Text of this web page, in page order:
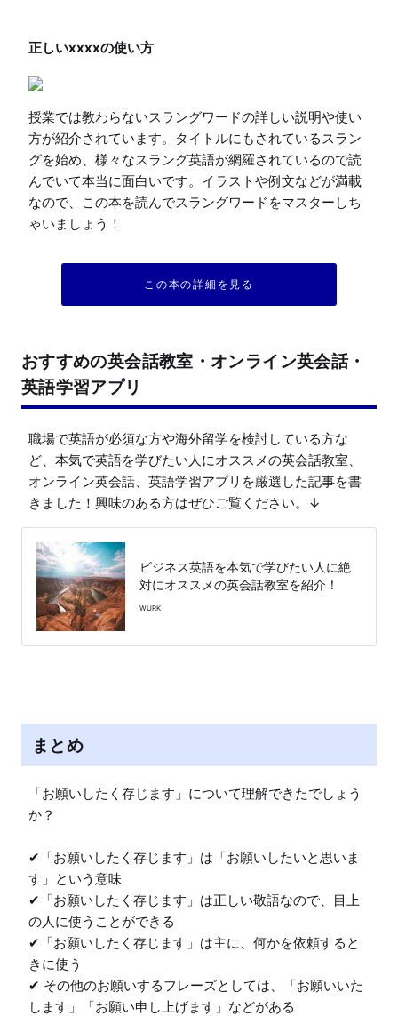
授業では教わらないスラングワードの詳しい説明や使い
方が紹介されています。タイトルにもされているスラン
グを始め、様々なスラング英語が網羅されているので読
んでいて本当に面白いです。イラストや例文などが満載
なので、この本を読んでスラングワードをマスターしち
ゃいましょう！
この本の詳細を見る
おすすめの英会話教室・オンライン英会話・
英語学習アプリ
職場で英語が必須な方や海外留学を検討している方な
ど、本気で英語を学びたい人にオススメの英会話教室、
オンライン英会話、英語学習アプリを厳選した記事を書
きました！興味のある方はぜひご覧ください。↓
ビジネス英語を本気で学びたい人に絶
対にオススメの英会話教室を紹介！
WURK
まとめ
「お願いしたく存じます」について理解できたでしょう
か？
✔︎「お願いしたく存じます」は「お願いしたいと思いま
す」という意味
✔︎「お願いしたく存じます」は正しい敬語なので、目上
の人に使うことができる
✔︎「お願いしたく存じます」は主に、何かを依頼すると
きに使う
✔︎ その他のお願いするフレーズとしては、「お願いいた
します」「お願い申し上げます」などがある